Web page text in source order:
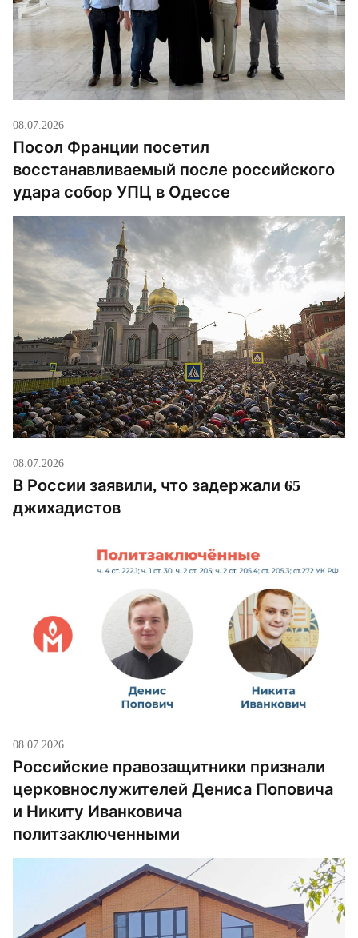
08.07.2026
Посол Франции посетил
восстанавливаемый после российского
удара собор УПЦ в Одессе
08.07.2026
В России заявили, что задержали 65
джихадистов
08.07.2026
Российские правозащитники признали
церковнослужителей Дениса Поповича
и Никиту Иванковича
политзаключенными